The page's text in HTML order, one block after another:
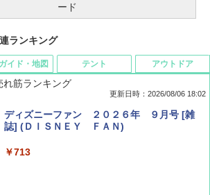
ード
ランキング
筋ランキング
更新日時：2026/08/06 18:02
ディズニーファン ２０２６年 ９月号 [雑
誌] (ＤＩＳＮＥＹ ＦＡＮ)
￥713
イド・地図 テント アウトドア